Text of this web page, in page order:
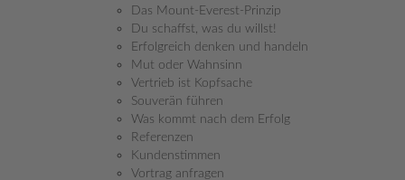
Das Mount-Everest-Prinzip
Du schaffst, was du willst!
Erfolgreich denken und handeln
Mut oder Wahnsinn
Vertrieb ist Kopfsache
Souverän führen
Was kommt nach dem Erfolg
Referenzen
Kundenstimmen
Vortrag anfragen
MENTALTIPPS
ES SPIELT SICH VIELES IM KOPF AB!